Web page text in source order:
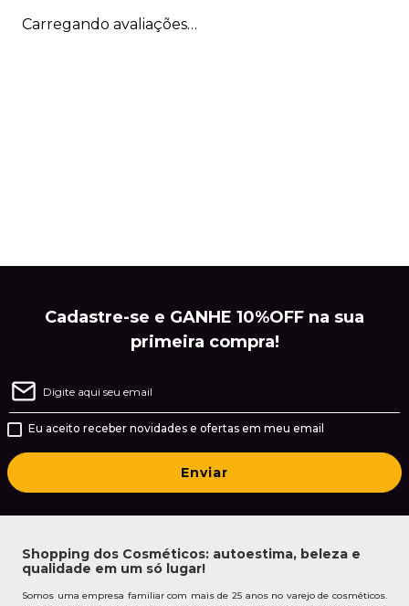
Carregando avaliações…
Cadastre-se e GANHE 10%OFF na sua
primeira compra!
Eu aceito receber novidades e ofertas em meu email
Enviar
Shopping dos Cosméticos: autoestima, beleza e
qualidade em um só lugar!
Somos uma empresa familiar com mais de 25 anos no varejo de cosméticos.